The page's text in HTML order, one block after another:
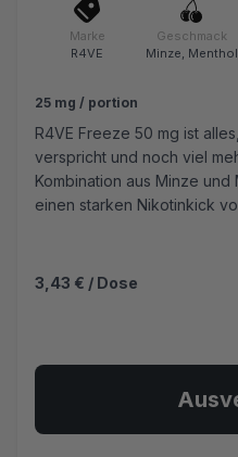
Marke
R4VE
Geschmack
Minze, Menthol
25 mg / portion
R4VE Freeze 50 mg ist
verspricht und noch viel
Kombination aus Minze
einen starken Nikotinkick
3,43 € / Dose